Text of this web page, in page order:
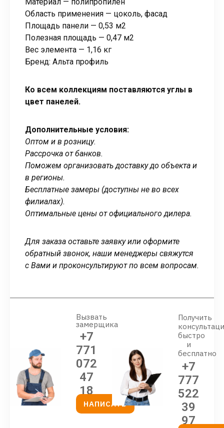
Область применения — цоколь, фасад
Площадь панели — 0,53 м2
Полезная площадь — 0,47 м2
Вес элемента — 1,16 кг
Бренд: Альта профиль
Ко всем коллекциям поставляются углы в
цвет панелей.
Дополнительные условия:
Оптом и в розницу.
Рассрочка от банков.
Поможем организовать доставку до объекта и
в регионы.
Бесплатные замеры (доступны не во всех
филиалах).
Оптимальные цены от официального дилера.
Для заказа оставьте заявку или оформите
обратный звонок, наши менеджеры свяжутся
с Вами и проконсультируют по всем вопросам.
Вызвать
замерщика
+7
771
072
47
18
НАПИСАТЬ
Получить
быстро
и
бесплатно
+7
777
522
39
97